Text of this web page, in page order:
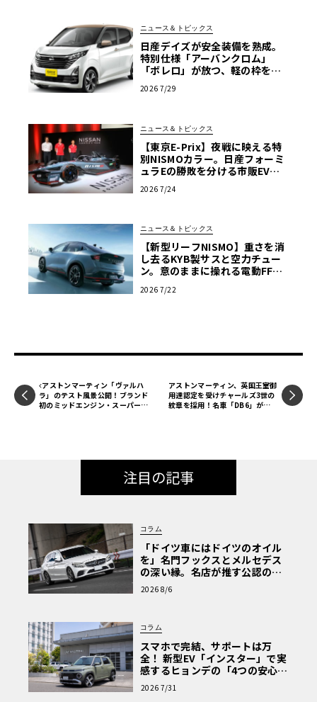
ニュース＆トピックス
日産デイズが安全装備を熟成。
特別仕様「アーバンクロム」
「ボレロ」が放つ、軽の枠を超
2026 7/29
ニュース＆トピックス
【東京E-Prix】夜戦に映える特
別NISMOカラー。日産フォーミ
ュラEの勝敗を分ける市販EV由
2026 7/24
ニュース＆トピックス
【新型リーフNISMO】重さを消
し去るKYB製サスと空力チュー
ン。意のままに操れる電動FFス
2026 7/22
アストンマーティン「ヴァルハ
ラ」のテスト風景公開！ブランド
初のミッドエンジン・スーパーカ
アストンマーティン、英国王室御
用達認定を受けチャールズ3世の
紋章を採用！名車「DB6」が紡
注目の記事
コラム
「ドイツ車にはドイツのオイル
を」名門フックスとメルセデス
の深い縁。名店が推す公認の安
心と、Cクラスで味わうシルキー
な走り〈PR〉
2026 8/6
コラム
スマホで完結、サポートは万
全！ 新型EV「インスター」で実
感するヒョンデの「4つの安心」
【第1回・ヒョンデ6つの疑問：
Why? Hyundai?】〈PR〉
2026 7/31